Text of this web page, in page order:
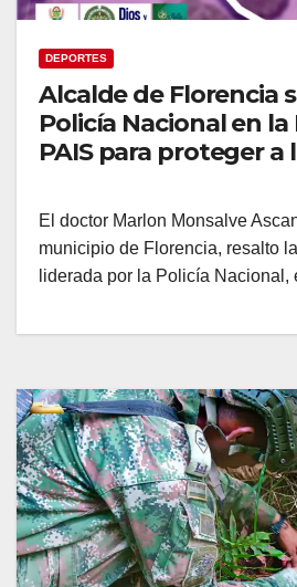
DEPORTES
Alcalde de Florencia
Policía Nacional en
PAIS para proteger a
El doctor Marlon Monsalve
municipio de Florencia, resalto
liderada por la Policía